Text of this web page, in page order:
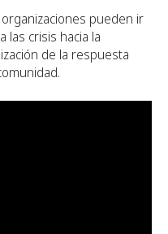
pueden ir
las crisis hacia la
de la respuesta